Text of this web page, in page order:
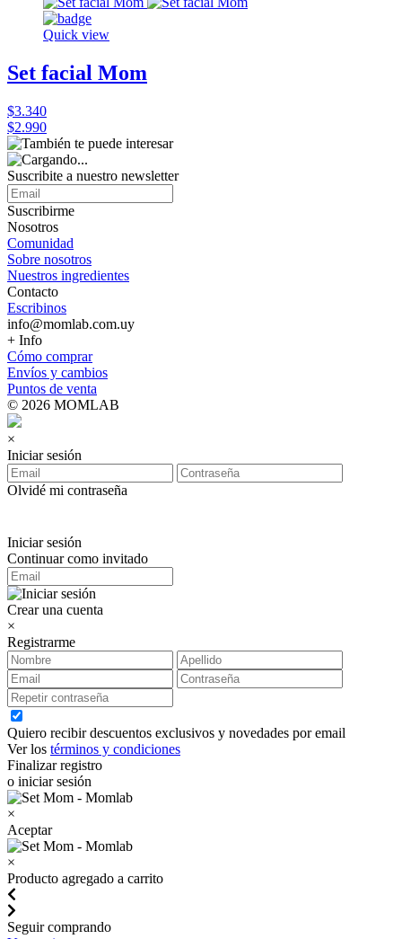
Quick view
Set facial Mom
$3.340
$2.990
Suscribite a nuestro newsletter
Suscribirme
Nosotros
Comunidad
Sobre nosotros
Nuestros ingredientes
Contacto
Escribinos
info@momlab.com.uy
+ Info
Cómo comprar
Envíos y cambios
Puntos de venta
© 2026 MOMLAB
×
Iniciar sesión
Olvidé mi contraseña
Iniciar sesión
Continuar como invitado
Crear una cuenta
×
Registrarme
Quiero recibir descuentos exclusivos y novedades por email
Ver los términos y condiciones
Finalizar registro
o iniciar sesión
×
Aceptar
×
Producto agregado a carrito
Seguir comprando